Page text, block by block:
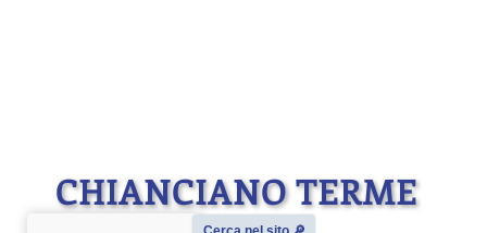
CHIANCIANO TERME